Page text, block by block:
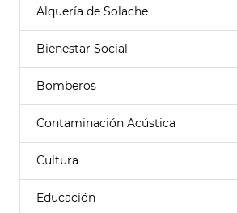
Alquería de Solache
Bienestar Social
Bomberos
Contaminación Acústica
Cultura
Educación